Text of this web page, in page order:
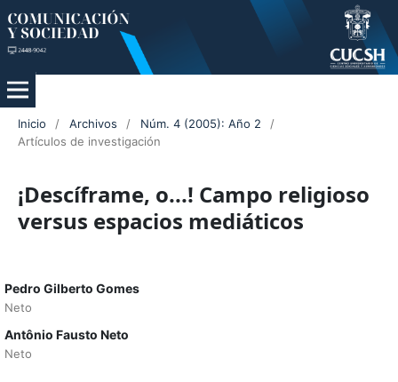
Inicio / Archivos / Núm. 4 (2005): Año 2
/
Artículos de investigación
¡Descíframe, o...! Campo religioso
versus espacios mediáticos
Pedro Gilberto Gomes
Neto
Antônio Fausto Neto
Neto